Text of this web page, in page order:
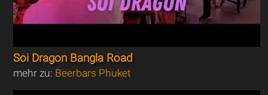
Soi Dragon Bangla Road
mehr zu: Beerbars Phuket